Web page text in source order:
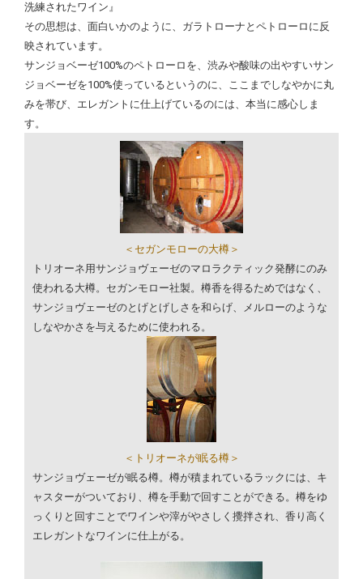
洗練されたワイン』
その思想は、面白いかのように、ガラトローナとペトローロに反
映されています。
サンジョベーゼ100%のペトローロを、渋みや酸味の出やすいサン
ジョベーゼを100%使っているというのに、ここまでしなやかに丸
みを帯び、エレガントに仕上げているのには、本当に感心しま
す。
＜セガンモローの大樽＞
トリオーネ用サンジョヴェーゼのマロラクティック発酵にのみ
使われる大樽。セガンモロー社製。樽香を得るためではなく、
サンジョヴェーゼのとげとげしさを和らげ、メルローのような
しなやかさを与えるために使われる。
＜トリオーネが眠る樽＞
サンジョヴェーゼが眠る樽。樽が積まれているラックには、キ
ャスターがついており、樽を手動で回すことができる。樽をゆ
っくりと回すことでワインや滓がやさしく攪拌され、香り高く
エレガントなワインに仕上がる。